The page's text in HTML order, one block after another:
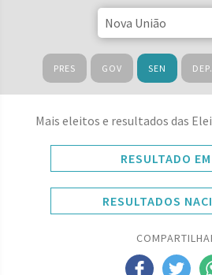
PRES GOV SEN
Mais eleitos e resultados das
RESULTADO
RESULTADOS